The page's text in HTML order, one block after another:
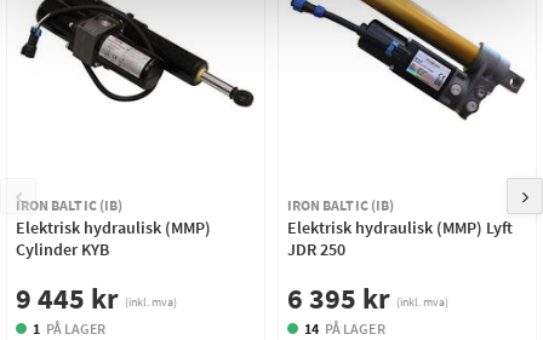
IRON BALTIC (IB)
Elektrisk hydraulisk (MMP)
Cylinder KYB
9 445 kr (inkl. mva)
1 PÅ LAGER
IRON BALTIC (IB)
Elektrisk hydraulisk (MMP) Lyft
JDR 250
6 395 kr (inkl. mva)
14 PÅ LAGER